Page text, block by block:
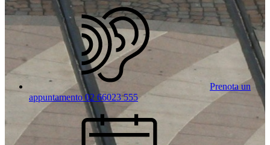
Prenota un
appuntamento 02 66023 555